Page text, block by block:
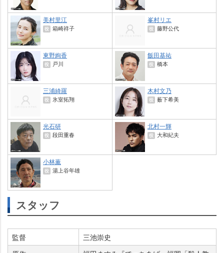
美村里江
役 箱崎祥子
峯村リエ
役 藤野公代
東野絢香
役 戸川
飯田基祐
役 橋本
三浦綺羅
役 氷室拓翔
木村文乃
役 薮下希美
光石研
役 段田重春
北村一輝
役 大和紀夫
小林薫
役 湯上谷年雄
スタッフ
監督
三池崇史